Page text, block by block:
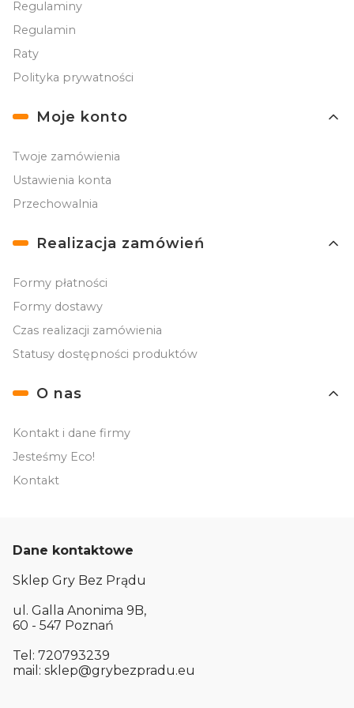
Regulaminy
Regulamin
Raty
Polityka prywatności
Moje konto
Twoje zamówienia
Ustawienia konta
Przechowalnia
Realizacja zamówień
Formy płatności
Formy dostawy
Czas realizacji zamówienia
Statusy dostępności produktów
O nas
Kontakt i dane firmy
Jesteśmy Eco!
Kontakt
Dane kontaktowe
Sklep Gry Bez Prądu
ul. Galla Anonima 9B,
60 - 547 Poznań
Tel: 720793239
mail: sklep@grybezpradu.eu